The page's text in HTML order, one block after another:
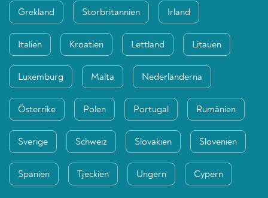
Grekland Storbritannien Irland
Italien Kroatien Lettland Litauen
Luxemburg Malta Nederländerna
Österrike Polen Portugal Rumänien
Sverige Schweiz Slovakien Slovenien
Spanien Tjeckien Ungern Cypern